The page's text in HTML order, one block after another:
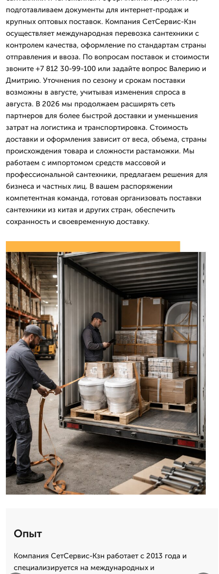
подготавливаем документы для интернет-продаж и
крупных оптовых поставок. Компания СетСервис-Кзн
осуществляет международная перевозка сантехники с
контролем качества, оформление по стандартам страны
отправления и ввоза. По вопросам поставок и стоимости
звоните +7 812 30-99-100 или задайте вопрос Валерию и
Дмитрию. Уточнения по сезону и срокам поставки
возможны в августе, учитывая изменения спроса в
августа. В 2026 мы продолжаем расширять сеть
партнеров для более быстрой доставки и уменьшения
затрат на логистика и транспортировка. Стоимость
доставки и оформления зависит от веса, объема, страны
происхождения товара и сложности растаможки. Мы
работаем с импортомом средств массовой и
профессиональной сантехники, предлагаем решения для
бизнеса и частных лиц. В вашем распоряжении
компетентная команда, готовая организовать поставки
сантехники из китая и других стран, обеспечить
сохранность и своевременную доставку.
Опыт
Компания СетСервис-Кзн работает с 2013 года и
специализируется на международных и